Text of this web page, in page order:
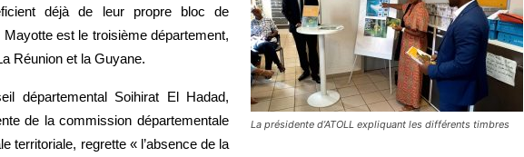
La présidente d’ATOLL expliquant les différents timbres
déjà de leur propre bloc de
est le troisième département,
Réunion et la Guyane.
départemental Soihirat El Hadad,
de la commission départementale
territoriale, regrette « l’absence de la